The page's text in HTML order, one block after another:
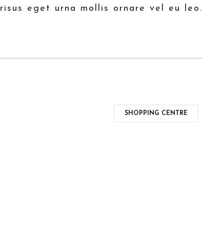
risus eget urna mollis ornare vel eu leo.
SHOPPING CENTRE